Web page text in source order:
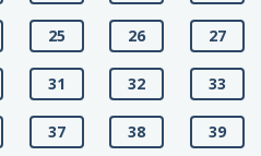
25 26 27
31 32 33
37 38 39